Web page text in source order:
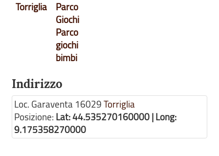
Torriglia
Parco
Giochi
Parco
giochi
bimbi
Indirizzo
Loc. Garaventa 16029Torriglia
Posizione: Lat: 44.535270160000 | Long:
9.175358270000